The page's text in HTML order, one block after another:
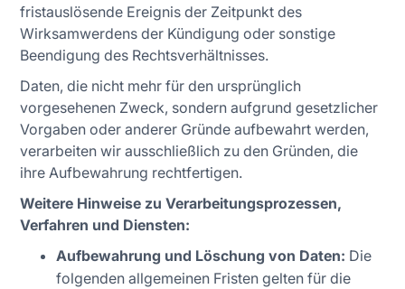
fristauslösende Ereignis der Zeitpunkt des
Wirksamwerdens der Kündigung oder sonstige
Beendigung des Rechtsverhältnisses.
Daten, die nicht mehr für den ursprünglich
vorgesehenen Zweck, sondern aufgrund gesetzlicher
Vorgaben oder anderer Gründe aufbewahrt werden,
verarbeiten wir ausschließlich zu den Gründen, die
ihre Aufbewahrung rechtfertigen.
Weitere Hinweise zu Verarbeitungsprozessen,
Verfahren und Diensten:
Aufbewahrung und Löschung von Daten: Die
folgenden allgemeinen Fristen gelten für die